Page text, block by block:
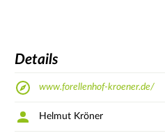
Details
www.forellenhof-kroener.de/
Helmut Kröner